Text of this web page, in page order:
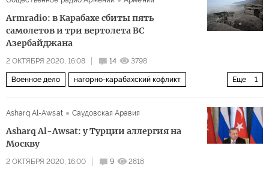
Armradio: в Карабахе сбиты пять
самолетов и три вертолета ВС
Азербайджана
2 ОКТЯБРЯ 2020, 16:08 14 3798
Еще 1
Военное дело нагорно-карабахский кофликт
Asharq Al-Awsat
Саудовская Аравия
Asharq Al-Awsat: у Турции аллергия на
Москву
2 ОКТЯБРЯ 2020, 16:00 9 2818